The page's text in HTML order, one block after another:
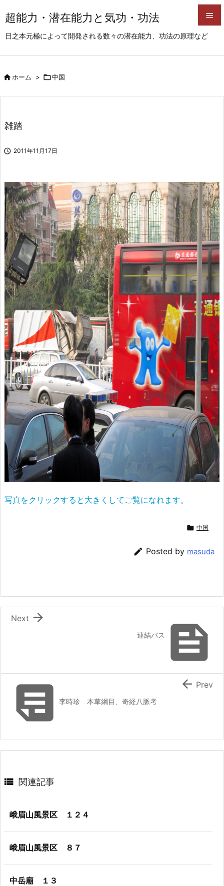
超能力・潜在能力と気功・功法
日之本元極によって開発される数々の潜在能力、功法の原理など


前へ
ホーム > 中国
雑踏
 2011年11月17日
写真をクリックすると大きくしてご覧になれます。
 中国
 Posted by masuda

連結バス

Next
李時珍 本草綱目、奇経八脈考
 Prev
 関連記事
峨眉山風景区 １２４
峨眉山風景区 ８７
中岳廟 １３